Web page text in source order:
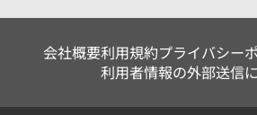
会社概要利用規約プライバシー
利用者情報の外部送信